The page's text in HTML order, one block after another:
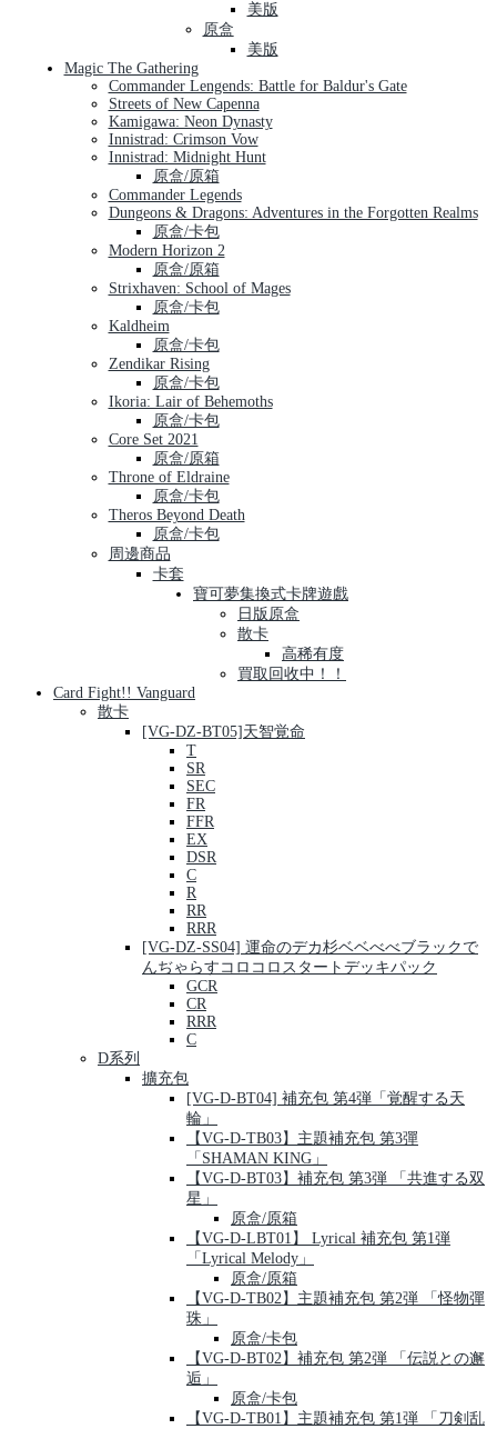
美版
原盒
美版
Magic The Gathering
Commander Lengends: Battle for Baldur's Gate
Streets of New Capenna
Kamigawa: Neon Dynasty
Innistrad: Crimson Vow
Innistrad: Midnight Hunt
原盒/原箱
Commander Legends
Dungeons & Dragons: Adventures in the Forgotten Realms
原盒/卡包
Modern Horizon 2
原盒/原箱
Strixhaven: School of Mages
原盒/卡包
Kaldheim
原盒/卡包
Zendikar Rising
原盒/卡包
Ikoria: Lair of Behemoths
原盒/卡包
Core Set 2021
原盒/原箱
Throne of Eldraine
原盒/卡包
Theros Beyond Death
原盒/卡包
周邊商品
卡套
寶可夢集換式卡牌遊戲
日版原盒
散卡
高稀有度
買取回收中！！
Card Fight!! Vanguard
散卡
[VG-DZ-BT05]天智覚命
T
SR
SEC
FR
FFR
EX
DSR
C
R
RR
RRR
[VG-DZ-SS04] 運命のデカ杉ベベべべブラックで
んぢゃらすコロコロスタートデッキパック
GCR
CR
RRR
C
D系列
擴充包
[VG-D-BT04] 補充包 第4弾「覚醒する天
輪」
【VG-D-TB03】主題補充包 第3彈
「SHAMAN KING」
【VG-D-BT03】補充包 第3弾 「共進する双
星」
原盒/原箱
【VG-D-LBT01】 Lyrical 補充包 第1弾
「Lyrical Melody」
原盒/原箱
【VG-D-TB02】主題補充包 第2弾 「怪物彈
珠」
原盒/卡包
【VG-D-BT02】補充包 第2弾 「伝説との邂
逅」
原盒/卡包
【VG-D-TB01】主題補充包 第1弾 「刀剣乱